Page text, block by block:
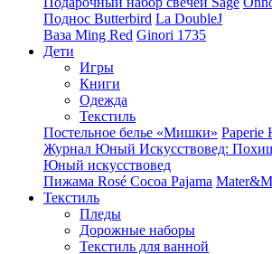
Поднос Butterbird La DoubleJ
Ваза Ming Red Ginori 1735
Дети
Игры
Книги
Одежда
Текстиль
Постельное белье «Мишки» Paperie
Журнал Юный Искусствовед:
Юный искусствовед
Пижама Rosé Cocoa Pajama
Текстиль
Пледы
Дорожные наборы
Текстиль для ванной